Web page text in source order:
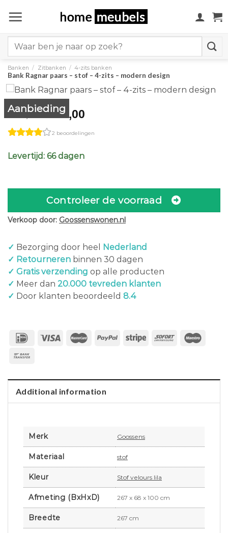
naar
for:
Banken / Zitbanken / 4-zits banken
Bank Ragnar paars – stof – 4-zits – modern design
Aanbieding
Original
price
was:
€2.059,00.
1.853,00
is:
2 beoordelingen
Levertijd: 66 dagen
Controleer de voorraad
Verkoop door: Goossenswonen.nl
✓ Bezorging door heel
Nederland
✓ Retourneren binnen 30 dagen
✓ Gratis verzending op alle producten
✓ Meer dan 20.000 tevreden klanten
✓ Door klanten beoordeeld 8.4
Additional information
Merk Goossens
Materiaal stof
Kleur Stof velours lila
Afmeting (BxHxD) 267 x 68 x 100 cm
Breedte 267 cm